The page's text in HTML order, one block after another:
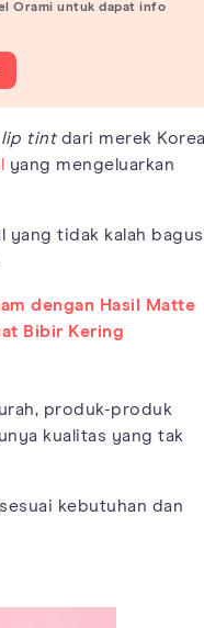
Orami untuk dapat info
lip tintdari merek
yang mengeluarkan
yang tidak kalah bagus
dengan Hasil Matte
Bibir Kering
produk-produk
kualitas yang tak
kebutuhan dan